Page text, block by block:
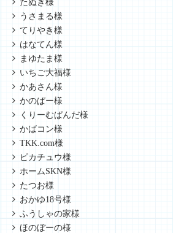
たぬき様
うさまる様
てりやき様
はなてん様
まゆたま様
いちご大福様
かあさん様
かのぱー様
くりーむぱんだ様
かばコン様
TKK.com様
ピカチュウ様
ホームSKN様
たつお様
おかゆ18号様
ふうしゃの家様
ほのぼーの様